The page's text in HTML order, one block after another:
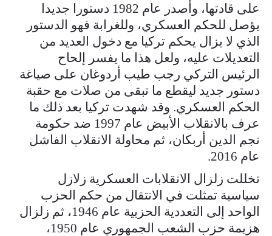
على قادتها، وأصدر عام 1982 دستورا جديدا
يؤصل للحكم العسكري، وللغرابة فهو الدستور
الذي لا يزال يحكم تركيا مع دخول العديد من
التعديلات عليه، ولعل هذا ما يفسر إلحاح
الرئيس التركي رجب طيب أردوغان على صياغة
دستور جديد ليقطع ما تبقى من صلات مع حقبة
الحكم العسكري. وقد شهدت تركيا بعد ذلك ما
عرف بالانقلاب الأبيض عام 1997 ضد حكومة
نجم الدين أربكان، ثم محاولة الانقلاب الفاشل
عام 2016.
تخللت زلزال الانقلابات العسكرية زلازل
سياسية تمثلت في الانتقال من حكم الحزب
الواحد إلى التعددية الحزبية عام 1946، ثم زلزال
هزيمة حزب الشعب الجمهوري عام 1950،